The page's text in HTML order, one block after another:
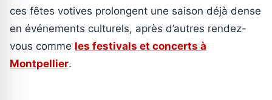
ces fêtes votives prolongent une saison déjà dense
en événements culturels, après d’autres rendez-
vous comme les festivals et concerts à
Montpellier.